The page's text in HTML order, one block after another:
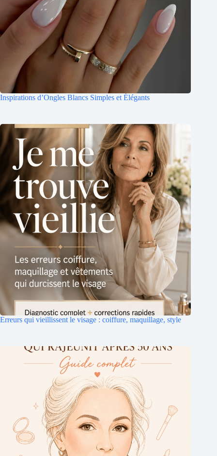
Inspirations d’Ongles Blancs Simples et Élégants
Erreurs qui vieillissent le visage : coiffure, maquillage, style